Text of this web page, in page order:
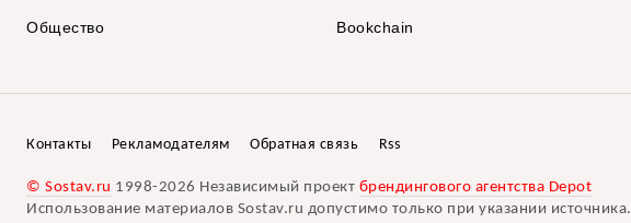
Общество Bookchain
Контакты Рекламодателям Обратная связь Rss
© Sostav.ru 1998-2026 Независимый проект брендингового агентства Depot
Использование материалов Sostav.ru допустимо только при указании источника.